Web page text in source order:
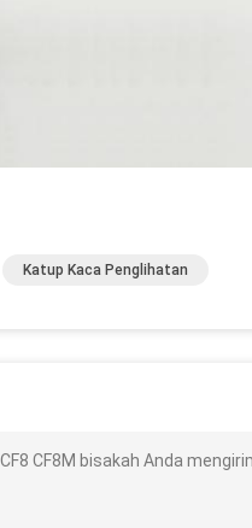
Katup Kaca Penglihatan
CF8M bisakah Anda